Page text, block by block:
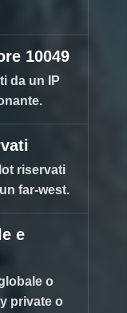
10049
da un IP
riservati
far-west.
e
o
private o